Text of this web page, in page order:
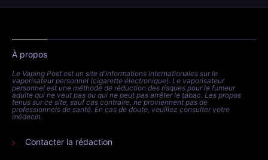
À propos
Le Vaping Post est un site d'informations internationales sur le
vaporisateur personnel (cigarette électronique). Le vaporisateur
personnel est une méthode de réduction des risques pour le fumeur
adulte qui ne veut pas ou qui ne peut pas arrêter le tabac. Les propos
tenus sur ce site, sauf cas contraire, ne proviennent pas de
professionnels de santé. En cas de doute, veuillez consulter votre
médecin.
Contacter la rédaction